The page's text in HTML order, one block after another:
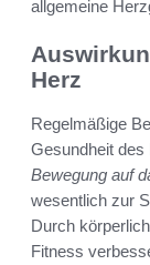
allgemeine
Herz
Regelmäßige
Gesundheit
Bewegung auf
wesentlich zur
Durch
Fitness